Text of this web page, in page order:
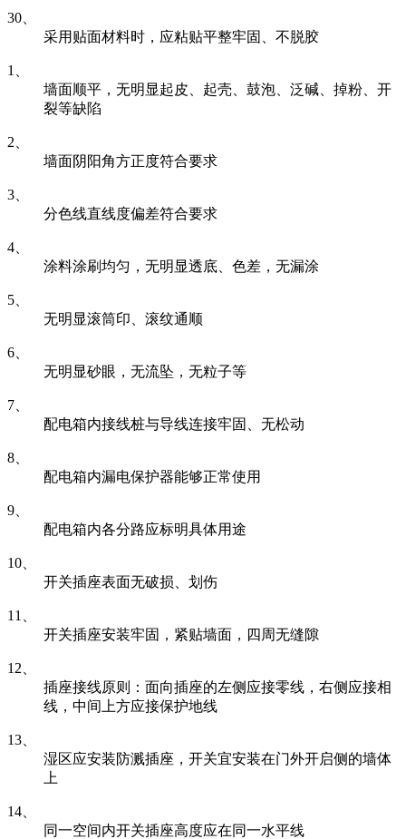
30、
采用贴面材料时，应粘贴平整牢固、不脱胶
1、
墙面顺平，无明显起皮、起壳、鼓泡、泛碱、掉粉、开
裂等缺陷
2、
墙面阴阳角方正度符合要求
3、
分色线直线度偏差符合要求
4、
涂料涂刷均匀，无明显透底、色差，无漏涂
5、
无明显滚筒印、滚纹通顺
6、
无明显砂眼，无流坠，无粒子等
7、
配电箱内接线桩与导线连接牢固、无松动
8、
配电箱内漏电保护器能够正常使用
9、
配电箱内各分路应标明具体用途
10、
开关插座表面无破损、划伤
11、
开关插座安装牢固，紧贴墙面，四周无缝隙
12、
插座接线原则：面向插座的左侧应接零线，右侧应接相
线，中间上方应接保护地线
13、
湿区应安装防溅插座，开关宜安装在门外开启侧的墙体
上
14、
同一空间内开关插座高度应在同一水平线